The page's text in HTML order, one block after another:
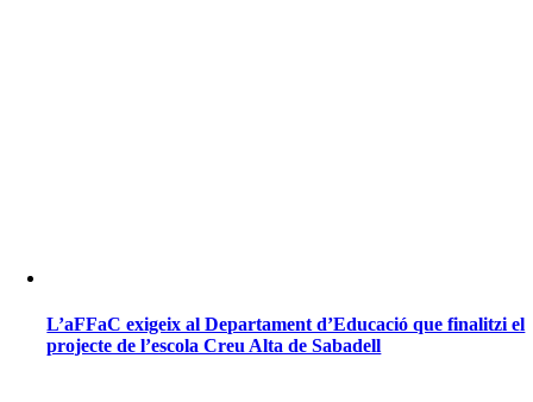
L’aFFaC exigeix al Departament d’Educació que finalitzi el
projecte de l’escola Creu Alta de Sabadell